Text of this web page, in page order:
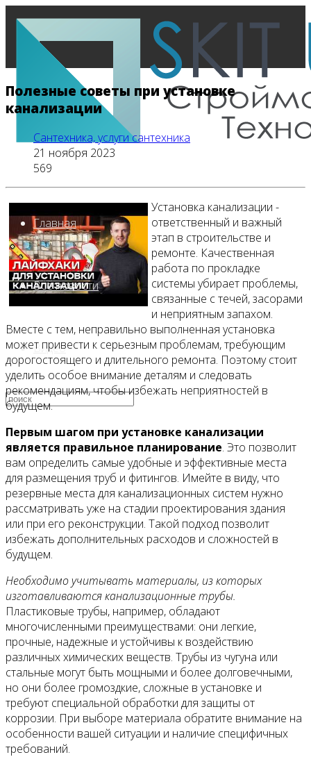
Главная
Все новости
Видео
Полезные советы при установке
канализации
Сантехника, услуги сантехника
21 ноября 2023
569
Установка канализации -
ответственный и важный
этап в строительстве и
ремонте. Качественная
работа по прокладке
системы убирает проблемы,
связанные с течей, засорами
и неприятным запахом.
Вместе с тем, неправильно выполненная установка
может привести к серьезным проблемам, требующим
дорогостоящего и длительного ремонта. Поэтому стоит
уделить особое внимание деталям и следовать
рекомендациям, чтобы избежать неприятностей в
будущем.
Первым шагом при установке канализации
является правильное планирование. Это позволит
вам определить самые удобные и эффективные места
для размещения труб и фитингов. Имейте в виду, что
резервные места для канализационных систем нужно
рассматривать уже на стадии проектирования здания
или при его реконструкции. Такой подход позволит
избежать дополнительных расходов и сложностей в
будущем.
Необходимо учитывать материалы, из которых
изготавливаются канализационные трубы.
Пластиковые трубы, например, обладают
многочисленными преимуществами: они легкие,
прочные, надежные и устойчивы к воздействию
различных химических веществ. Трубы из чугуна или
стальные могут быть мощными и более долговечными,
но они более громоздкие, сложные в установке и
требуют специальной обработки для защиты от
коррозии. При выборе материала обратите внимание на
особенности вашей ситуации и наличие специфичных
требований.